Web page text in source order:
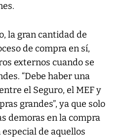
la gran cantidad de
de compra en sí,
externos cuando se
“Debe haber una
el Seguro, el MEF y
grandes”, ya que solo
demoras en la compra
de aquellos